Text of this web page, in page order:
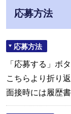
応募方法
応募方法
「応募する」ボ
こちらより折り
面接時には履歴